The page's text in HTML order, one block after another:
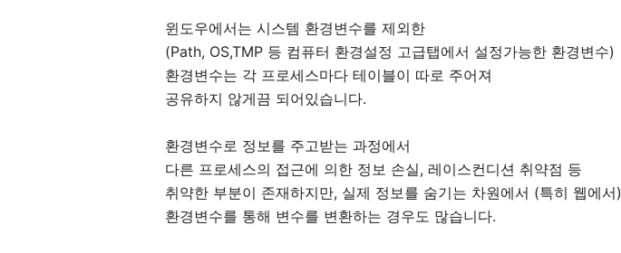
윈도우에서는 시스템 환경변수를 제외한
(Path, OS,TMP 등 컴퓨터 환경설정 고급탭에서 설정가능한 환경변수)
환경변수는 각 프로세스마다 테이블이 따로 주어져
공유하지 않게끔 되어있습니다.
환경변수로 정보를 주고받는 과정에서
다른 프로세스의 접근에 의한 정보 손실, 레이스컨디션 취약점 등
취약한 부분이 존재하지만, 실제 정보를 숨기는 차원에서 (특히 웹에서)
환경변수를 통해 변수를 변환하는 경우도 많습니다.